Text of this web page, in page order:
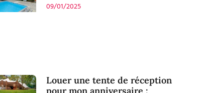
09/01/2025
Louer une tente de réception